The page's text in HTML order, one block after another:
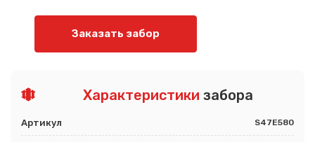
Заказать забор
Характеристики забора
Артикул S47E580